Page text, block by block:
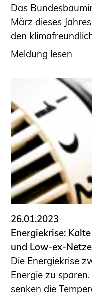
Das
März dieses
den
Meldung lesen
26.01.2023
Energiekrise:
und Low-ex-Netze
Die Energiekrise
Energie zu
senken die